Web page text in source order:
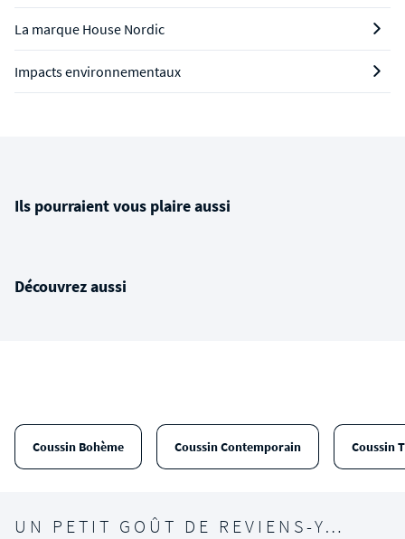
La marque House Nordic
Impacts environnementaux
Ils pourraient vous plaire aussi
Découvrez aussi
Coussin Bohème Coussin Contemporain Coussin
UN PETIT GOÛT DE REVIENS-Y…